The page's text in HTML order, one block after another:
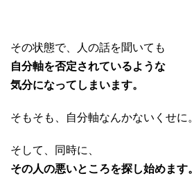
その状態で、人の話を聞いても
自分軸を否定されているような
気分になってしまいます。
そもそも、自分軸なんかないくせに。
そして、同時に、
その人の悪いところを探し始めます。